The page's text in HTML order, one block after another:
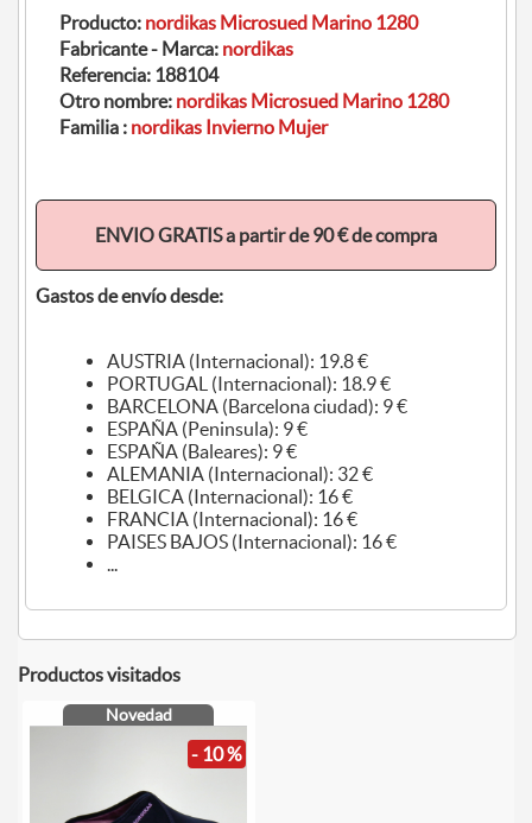
Producto: nordikas Microsued Marino 1280
Fabricante - Marca: nordikas
Referencia: 188104
Otro nombre: nordikas Microsued Marino 1280
Familia : nordikas Invierno Mujer
ENVIO GRATIS a partir de 90 € de compra
Gastos de envío desde:
AUSTRIA (Internacional): 19.8 €
PORTUGAL (Internacional): 18.9 €
BARCELONA (Barcelona ciudad): 9 €
ESPAÑA (Peninsula): 9 €
ESPAÑA (Baleares): 9 €
ALEMANIA (Internacional): 32 €
BELGICA (Internacional): 16 €
FRANCIA (Internacional): 16 €
PAISES BAJOS (Internacional): 16 €
...
Productos visitados
Novedad
- 10 %